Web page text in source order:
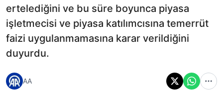
ertelediğini ve bu süre boyunca piyasa
işletmecisi ve piyasa katılımcısına temerrüt
faizi uygulanmamasına karar verildiğini
duyurdu.
AA